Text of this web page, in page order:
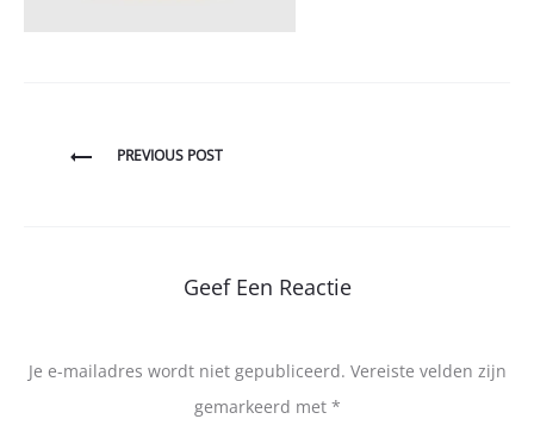
BerichtPREVIOUS POST
Geef Een Reactie
Je e-mailadres wordt niet gepubliceerd. Vereiste velden zijn
gemarkeerd met *